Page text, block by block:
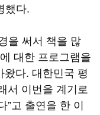
했다.
을 써서 책을 많
대한 프로그램을
왔다. 대한민국 평
서 이번을 계기로
”고 출연을 한 이